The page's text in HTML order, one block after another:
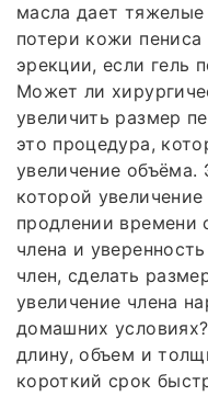
масла дает
потери кожи
эрекции, если гель
Может ли
увеличить размер
это процедура,
увеличение объёма.
которой
продлении времени
члена и
член, сделать
увеличение члена
домашних
длину, объем и
короткий срок